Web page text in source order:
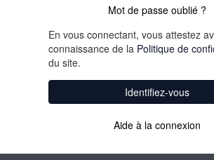
Mot de passe oublié ?
En vous connectant, vous attestez
connaissance de la Politique de
du site.
Identifiez-vous
Aide à la connexion